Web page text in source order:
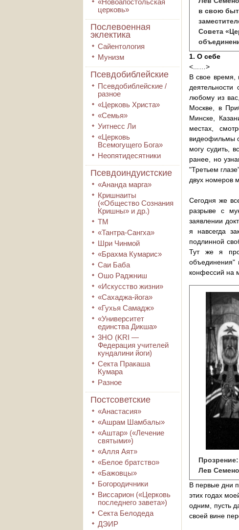
«Новоапостольская
церковь»
Послевоенная
эклектика
Сайентология
Мунизм
Псевдобиблейские
Псевдобиблейские /
разное
«Церковь Христа»
«Семья»
Уитнесс Ли
«Церковь
Всемогущего Бога»
Неопятидесятники
Псевдоиндуистские
«Ананда марга»
Кришнаиты
(«Общество Сознания
Кришны» и др.)
ТМ
«Тантра-Сангха»
Шри Чинмой
«Брахма Кумарис»
Саи Баба
Ошо Раджниш
«Искусство жизни»
«Сахаджа-йога»
«Гухья Самадж»
«Университет
единства Дикша»
3HO (KRI ―
Федерация учителей
кундалини йоги)
Секта Пракаша
Кумара
Разное
Постсоветские
«Анастасия»
«Ашрам Шамбалы»
«Аштар» («Лечение
святыми»)
«Алля Аят»
«Белое братство»
«Бажовцы»
Богородичники
Виссарион («Церковь
последнего завета»)
Секта Белодеда
ДЭИР
в свою
Совета
1. О себе
<...…>
В свое время,
любому из
Москве, в
Минске,
местах,
видеофильмы
могу судить,
ранее, но
"Третьем
двух номеров
Сегодня же
разрыве с
заявлении
я навсегда
подлинной
Тут же я
объединения"
конфессий на
Лев
В первые дни
этих годах
одним, пусть
своей вине